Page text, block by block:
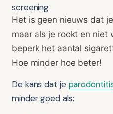
Het is geen nieuws dat
maar als je rookt en niet
beperk het aantal
Hoe minder hoe beter!
De kans dat je
minder goed als: